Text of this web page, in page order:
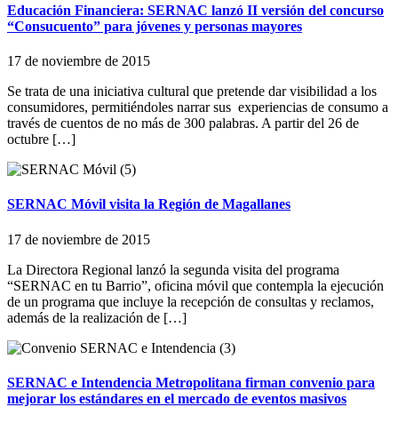
Educación Financiera: SERNAC lanzó II versión del concurso
“Consucuento” para jóvenes y personas mayores
17 de noviembre de 2015
Se trata de una iniciativa cultural que pretende dar visibilidad a los
consumidores, permitiéndoles narrar sus experiencias de consumo a
través de cuentos de no más de 300 palabras. A partir del 26 de
octubre […]
SERNAC Móvil visita la Región de Magallanes
17 de noviembre de 2015
La Directora Regional lanzó la segunda visita del programa
“SERNAC en tu Barrio”, oficina móvil que contempla la ejecución
de un programa que incluye la recepción de consultas y reclamos,
además de la realización de […]
SERNAC e Intendencia Metropolitana firman convenio para
mejorar los estándares en el mercado de eventos masivos